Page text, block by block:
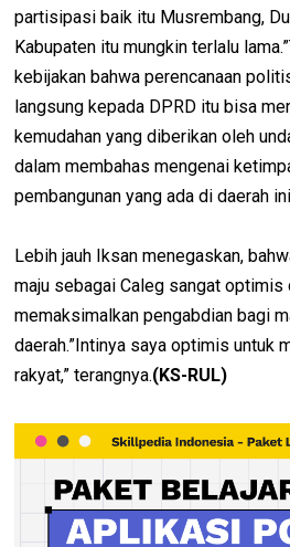
partisipasi baik itu Musrembang,
Kabupaten itu mungkin terlalu
kebijakan bahwa perencanaan
langsung kepada DPRD itu bisa
kemudahan yang diberikan oleh
dalam membahas mengenai
pembangunan yang ada di daerah
Lebih jauh Iksan menegaskan,
maju sebagai Caleg sangat optimis
memaksimalkan pengabdian bagi
daerah.”Intinya saya optimis untuk
rakyat,” terangnya.(KS-RUL)